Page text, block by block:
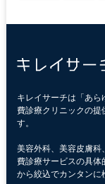
キレイサーチは「あら
費診療クリニックの提
す。
美容外科、美容皮膚科
費診療サービスの具体
から絞込でカンタンに